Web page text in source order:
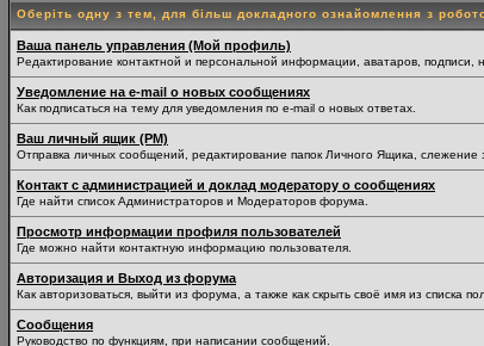
Оберіть одну з тем, для більш докладного ознайомлення з
Ваша панель управления (Мой профиль)
Редактирование контактной и персональной информации, аватаров,
Уведомление на e-mail о новых сообщениях
Как подписаться на тему для уведомления по e-mail о новых ответах.
Ваш личный ящик (PM)
Отправка личных сообщений, редактирование папок Личного Ящика,
Контакт с администрацией и доклад модератору о сообщениях
Где найти список Администраторов и Модераторов форума.
Просмотр информации профиля пользователей
Где можно найти контактную информацию пользователя.
Авторизация и Выход из форума
Как авторизоваться, выйти из форума, а также как скрыть своё имя из списка
Сообщения
Руководство по функциям, при написании сообщений.